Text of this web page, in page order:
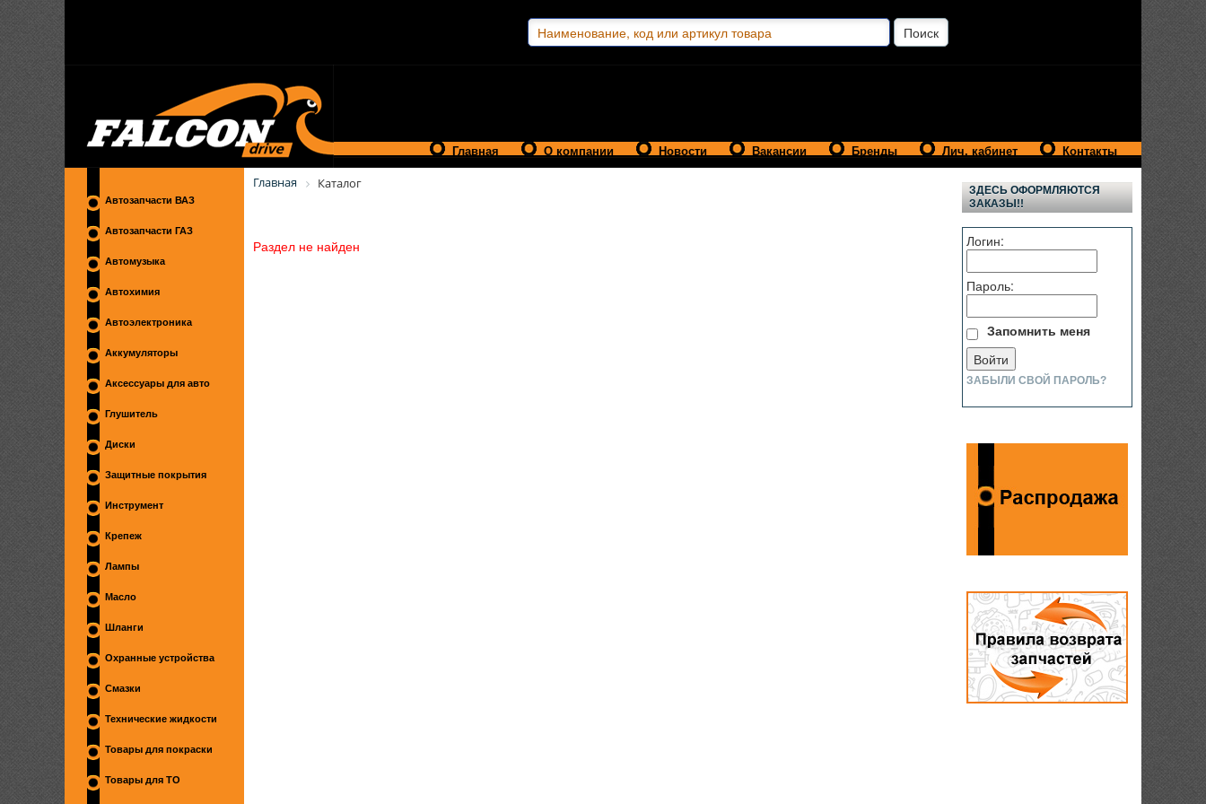
Главная О компании Новости Вакансии Бренды Лич. кабинет Контакты
Автозапчасти ВАЗ
Автозапчасти ГАЗ
Автомузыка
Автохимия
Автоэлектроника
Аккумуляторы
Аксессуары для авто
Глушитель
Диски
Защитные покрытия
Инструмент
Крепеж
Лампы
Масло
Шланги
Охранные устройства
Смазки
Технические жидкости
Товары для покраски
Товары для ТО
Главная Каталог
Раздел не найден
ЗДЕСЬ ОФОРМЛЯЮТСЯ
ЗАКАЗЫ!!
Логин:
Пароль:
Запомнить меня
ЗАБЫЛИ СВОЙ ПАРОЛЬ?